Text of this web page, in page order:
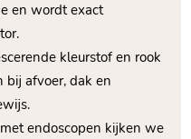
en wordt exact
kleurstof en rook
bij afvoer, dak en
endoscopen kijken we